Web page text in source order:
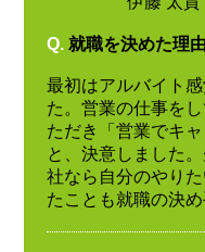
Q. 就職を決めた理由
最初はアルバイト
た。営業の仕事を
ただき「営業でキ
と、決意しました
社なら自分のやり
たことも就職の決め